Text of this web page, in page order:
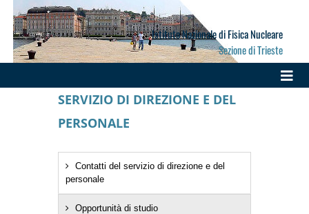
Istituto Nazionale di Fisica Nucleare
Sezione di Trieste
SERVIZIO DI DIREZIONE E DEL
PERSONALE
Contatti del servizio di direzione e del
personale
Opportunità di studio